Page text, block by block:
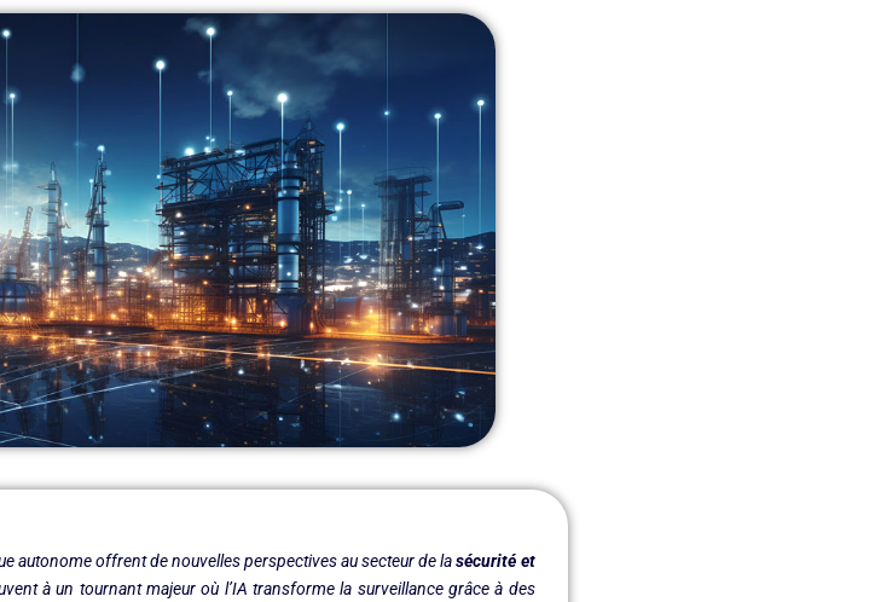
autonome offrent de nouvelles perspectives au secteur de lasécurité et
à un tournant majeur où l’IA transforme la surveillance grâce à des